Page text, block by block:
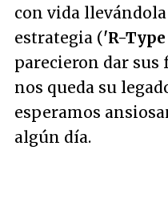
con vida
estrategia ('R-
parecieron dar sus
nos queda su
esperamos
algún día.